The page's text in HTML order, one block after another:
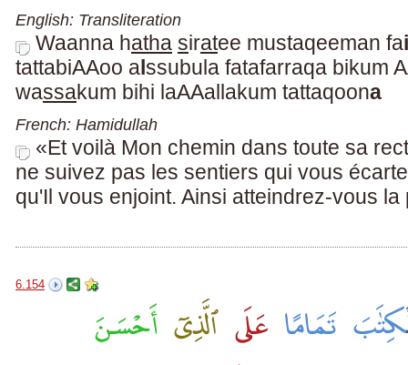
English: Transliteration
Waanna hatha siratee mustaqeeman fai
tattabiAAoo alssubula fatafarraqa bikum
wassakum bihi laAAallakum tattaqoona
French: Hamidullah
«Et voilà Mon chemin dans toute sa
ne suivez pas les sentiers qui vous
qu'Il vous enjoint. Ainsi atteindrez-vous la
6.154